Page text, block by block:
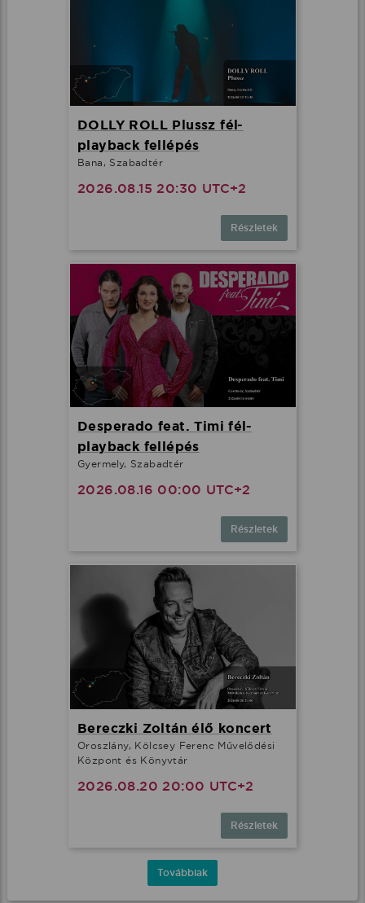
DOLLY ROLL Plussz fél-
playback fellépés
Bana, Szabadtér
2026.08.15 20:30 UTC+2
Részletek
Desperado feat. Timi fél-
playback fellépés
Gyermely, Szabadtér
2026.08.16 00:00 UTC+2
Részletek
Bereczki Zoltán élő koncert
Oroszlány, Kölcsey Ferenc Művelődési
Központ és Könyvtár
2026.08.20 20:00 UTC+2
Részletek
Továbbiak